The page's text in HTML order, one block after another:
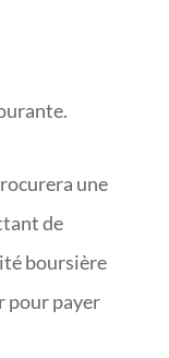
une
de
boursière
pour payer